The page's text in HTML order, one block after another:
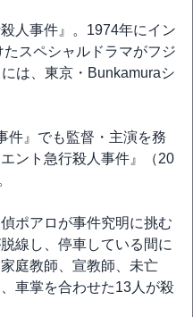
人事件』。1974年にイン
スペシャルドラマがフジ
は、東京・Bunkamuraシ
件』でも監督・主演を務
ント急行殺人事件』（20
ポアロが事件究明に挑む
線し、停車している間に
庭教師、宣教師、未亡
車掌を合わせた13人が殺